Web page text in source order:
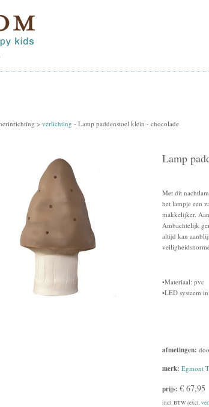
> verlichting - Lamp paddenstoel klein - chocolade
Lamp
Met dit
het lampje een
makkelijker.
Ambachtelijk
altijd kan
•Materiaal: pvc
•LED systeem
afmetingen:
merk: Egmont
prijs: € 67,95
incl. BTW (excl.